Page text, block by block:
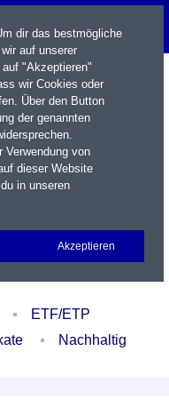
Login
ETF/ETP
Nachhaltig
dir das bestmögliche
auf unserer
"Akzeptieren"
wir Cookies oder
Über den Button
der genannten
Verwendung von
dieser Website
in unseren
Akzeptieren